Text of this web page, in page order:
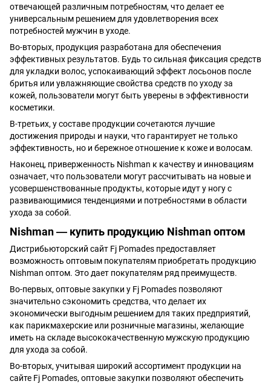
отвечающей различным потребностям, что делает ее
универсальным решением для удовлетворения всех
потребностей мужчин в уходе.
Во-вторых, продукция разработана для обеспечения
эффективных результатов. Будь то сильная фиксация средств
для укладки волос, успокаивающий эффект лосьонов после
бритья или увлажняющие свойства средств по уходу за
кожей, пользователи могут быть уверены в эффективности
косметики.
В-третьих, у составе продукции сочетаются лучшие
достижения природы и науки, что гарантирует не только
эффективность, но и бережное отношение к коже и волосам.
Наконец, приверженность Nishman к качеству и инновациям
означает, что пользователи могут рассчитывать на новые и
усовершенствованные продукты, которые идут у ногу с
развивающимися тенденциями и потребностями в области
ухода за собой.
Nishman ― купить продукцию Nishman оптом
Дистрибьюторский сайт Fj Pomades предоставляет
возможность оптовым покупателям приобретать продукцию
Nishman оптом. Это дает покупателям ряд преимуществ.
Во-первых, оптовые закупки у Fj Pomades позволяют
значительно сэкономить средства, что делает их
экономически выгодным решением для таких предприятий,
как парикмахерские или розничные магазины, желающие
иметь на складе высококачественную мужскую продукцию
для ухода за собой.
Во-вторых, учитывая широкий ассортимент продукции на
сайте Fj Pomades, оптовые закупки позволяют обеспечить